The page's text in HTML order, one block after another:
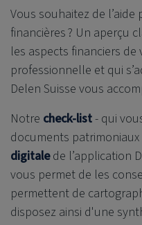
Vous souhaitez de
financières? Un aperçu
les aspects financiers
professionnelle et qui
Delen Suisse vous
Notre check-list- qui
documents
digitalede l’application
vous permet de les
permettent de
disposez ainsi d'une